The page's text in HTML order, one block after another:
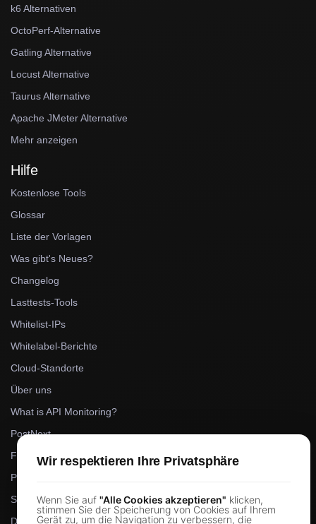
k6 Alternativen
OctoPerf-Alternative
Gatling Alternative
Locust Alternative
Taurus Alternative
Apache JMeter Alternative
Mehr anzeigen
Hilfe
Kostenlose Tools
Glossar
Liste der Vorlagen
Was gibt's Neues?
Changelog
Lasttests-Tools
Whitelist-IPs
Whitelabel-Berichte
Cloud-Standorte
Über uns
What is API Monitoring?
PostNext
FocusBox
Pomodoro Timer
Study Timer
DesignerBox
Wir respektieren Ihre Privatsphäre
Wenn Sie auf "Alle Cookies akzeptieren" klicken,
stimmen Sie der Speicherung von Cookies auf Ihrem
Gerät zu, um die Navigation zu verbessern, die